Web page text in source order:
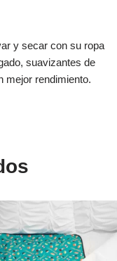
y secar con su ropa
suavizantes de
mejor rendimiento.